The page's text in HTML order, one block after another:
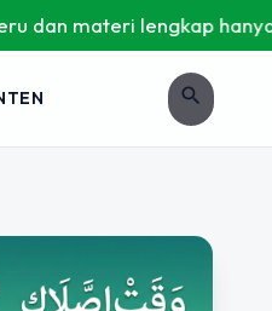
materi lengkap hanya
search